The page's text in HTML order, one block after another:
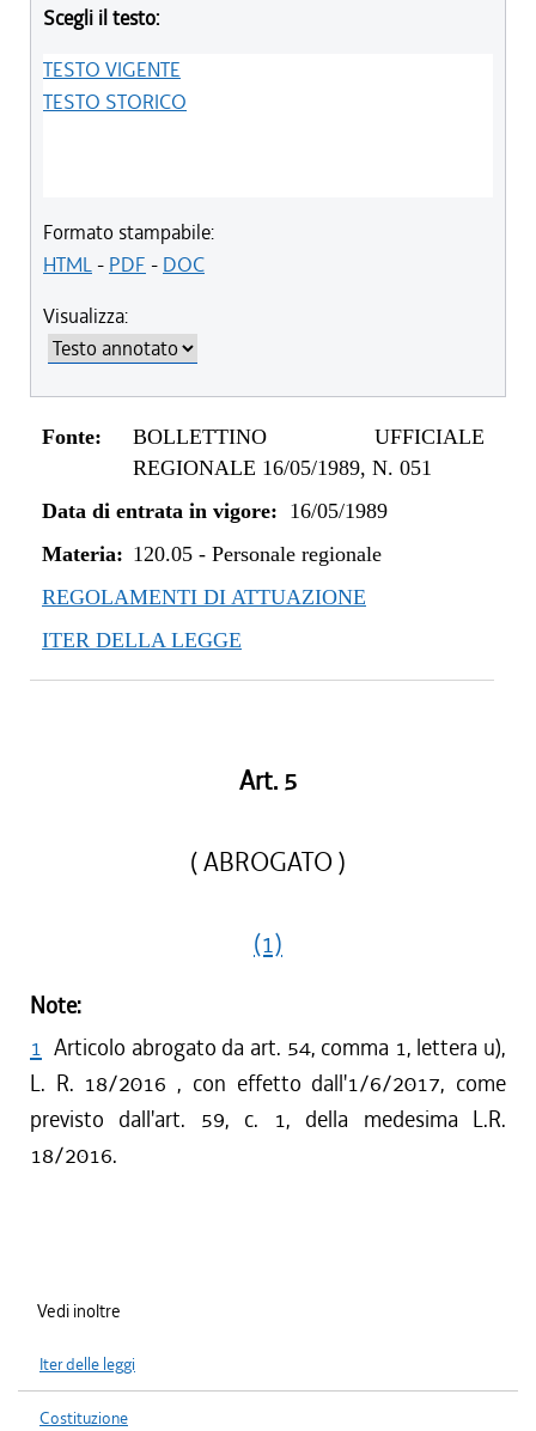
Scegli il testo:
TESTO VIGENTE
TESTO STORICO
Formato stampabile:
HTML- PDF - DOC
Visualizza:
Fonte:
BOLLETTINO UFFICIALE
REGIONALE 16/05/1989, N. 051
Data di entrata in vigore: 16/05/1989
Materia: 120.05- Personale regionale
REGOLAMENTI DI ATTUAZIONE
ITER DELLA LEGGE
Art. 5
( ABROGATO )
(1)
Note:
1 Articolo abrogato da art. 54, comma 1, lettera u),
L. R. 18/2016 , con effetto dall'1/6/2017, come
previsto dall'art. 59, c. 1, della medesima L.R.
18/2016.
Vedi inoltre
Iter delle leggi
Costituzione